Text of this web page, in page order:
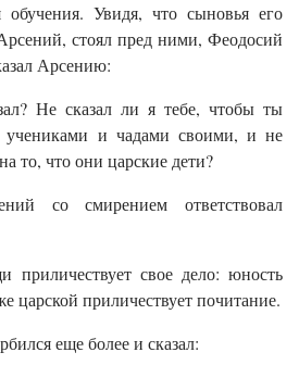
Увидя, что сыновья его
стоял пред ними, Феодосий
Арсению:
Не сказал ли я тебе, чтобы ты
учениками и чадами своими, и не
то, что они царские дети?
со смирением ответствовал
свое дело: юность
царской приличествует почитание.
еще более и сказал: